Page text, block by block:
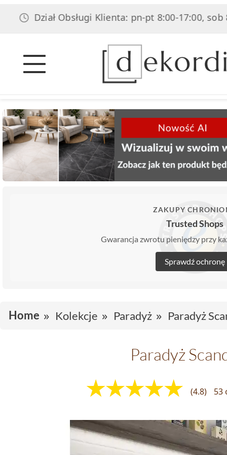
Dział Obsługi Klienta: pn-pt 8:00-17:00, sob
ZAKUPY
Trusted Shops
Gwarancja zwrotu pieniędzy przy
Sprawdź ochronę
Home Kolekcje Paradyż Paradyż
Paradyż
(4.8) 53